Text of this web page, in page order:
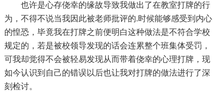
也许是心存侥幸的缘故导致我做出了在教室打牌的行
为，不得不说当我因此被老师批评的.时候能够感受到内心
的惶恐，毕竟我在打牌之前便明白这种做法是不符合学校
规定的，若是被校领导发现的话会连累整个班集体受罚，
可我却觉得不会被轻易发现从而带着侥幸的心理打牌，现
如今认识到自己的错误以后也让我对打牌的做法进行了深
刻检讨。